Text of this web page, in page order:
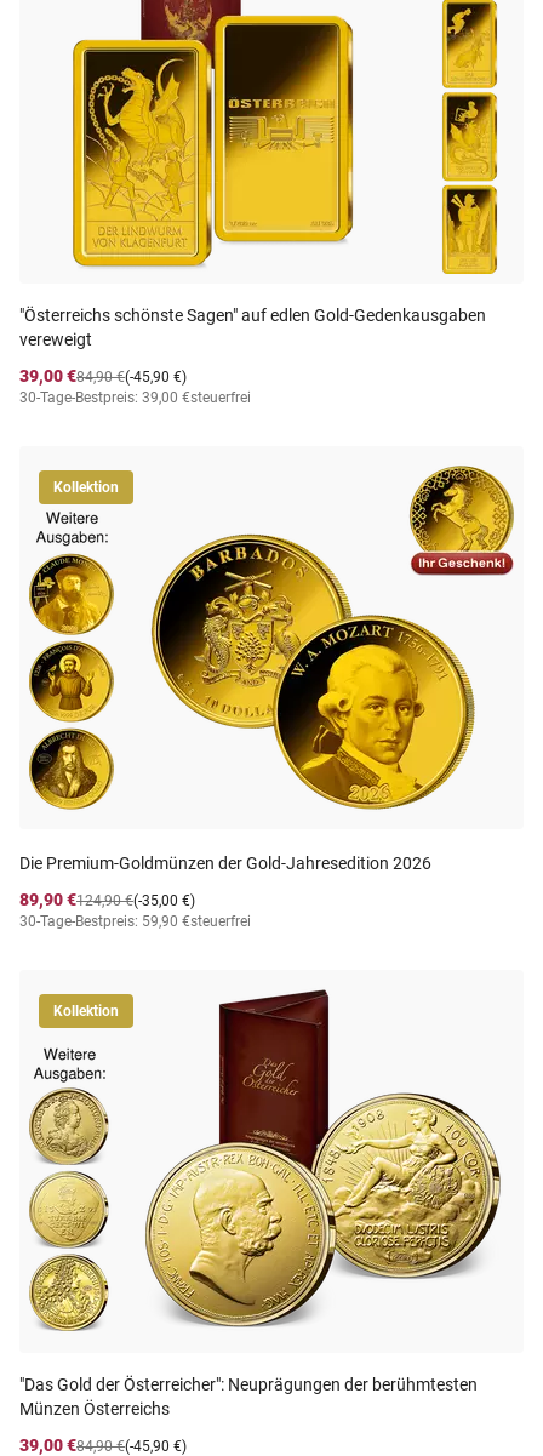
"Österreichs schönste Sagen" auf edlen Gold-Gedenkausgaben
vereweigt
39,00 €
(-45,90 €)
84,90 €
30-Tage-Bestpreis: 39,00 €steuerfrei
Kollektion
Die Premium-Goldmünzen der Gold-Jahresedition 2026
89,90 €
(-35,00 €)
124,90 €
30-Tage-Bestpreis: 59,90 €steuerfrei
Kollektion
"Das Gold der Österreicher": Neuprägungen der berühmtesten
Münzen Österreichs
39,00 €
(-45,90 €)
84,90 €